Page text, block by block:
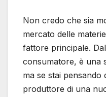
Non credo che sia
mercato delle
fattore principale.
consumatore, è una
ma se stai pensando
produttore di una